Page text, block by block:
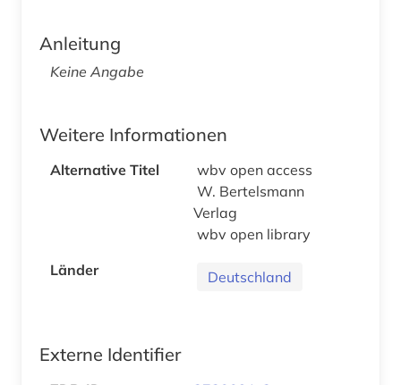
Anleitung
Keine Angabe
Weitere Informationen
Alternative Titel
wbv open access
W. Bertelsmann
Verlag
wbv open library
Länder
Deutschland
Externe Identifier